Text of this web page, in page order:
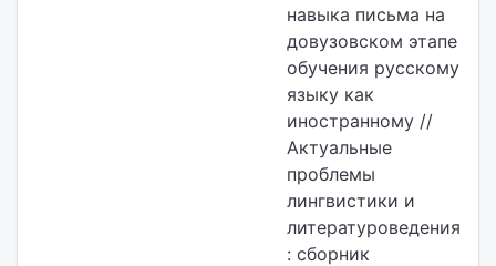
навыка письма на
довузовском этапе
обучения русскому
языку как
иностранному //
Актуальные
проблемы
лингвистики и
литературоведения
: cборник